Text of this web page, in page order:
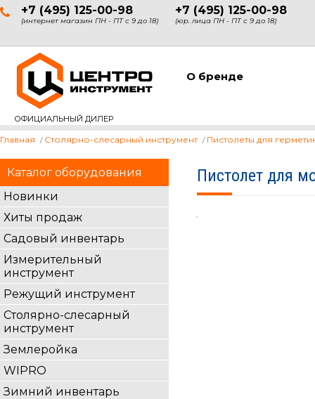
+7 (495) 125-00-98
(интернет магазин ПН - ПТ с 9 до 18)
+7 (495) 125-00-98
(юр. лица ПН - ПТ с 9 до 18)
ОФИЦИАЛЬНЫЙ ДИЛЕР
О бренде
Каталог оборудования
Новинки
Хиты продаж
Садовый инвентарь
Измерительный
инструмент
Режущий инструмент
Столярно-слесарный
инструмент
Землеройка
WIPRO
Зимний инвентарь
Главная Столярно-слесарный инструмент Пистолеты для
Пистолет для